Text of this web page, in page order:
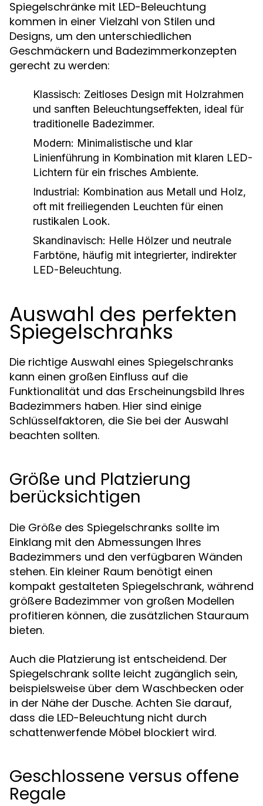
Spiegelschränke mit LED-Beleuchtung
kommen in einer Vielzahl von Stilen und
Designs, um den unterschiedlichen
Geschmäckern und Badezimmerkonzepten
gerecht zu werden:
Klassisch: Zeitloses Design mit Holzrahmen
und sanften Beleuchtungseffekten, ideal für
traditionelle Badezimmer.
Modern: Minimalistische und klar
Linienführung in Kombination mit klaren LED-
Lichtern für ein frisches Ambiente.
Industrial: Kombination aus Metall und Holz,
oft mit freiliegenden Leuchten für einen
rustikalen Look.
Skandinavisch: Helle Hölzer und neutrale
Farbtöne, häufig mit integrierter, indirekter
LED-Beleuchtung.
Auswahl des perfekten
Spiegelschranks
Die richtige Auswahl eines Spiegelschranks
kann einen großen Einfluss auf die
Funktionalität und das Erscheinungsbild Ihres
Badezimmers haben. Hier sind einige
Schlüsselfaktoren, die Sie bei der Auswahl
beachten sollten.
Größe und Platzierung
berücksichtigen
Die Größe des Spiegelschranks sollte im
Einklang mit den Abmessungen Ihres
Badezimmers und den verfügbaren Wänden
stehen. Ein kleiner Raum benötigt einen
kompakt gestalteten Spiegelschrank, während
größere Badezimmer von großen Modellen
profitieren können, die zusätzlichen Stauraum
bieten.
Auch die Platzierung ist entscheidend. Der
Spiegelschrank sollte leicht zugänglich sein,
beispielsweise über dem Waschbecken oder
in der Nähe der Dusche. Achten Sie darauf,
dass die LED-Beleuchtung nicht durch
schattenwerfende Möbel blockiert wird.
Geschlossene versus offene
Regale